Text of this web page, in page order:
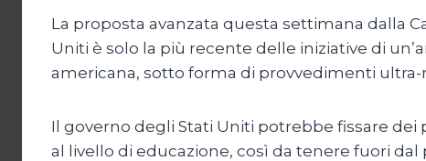
La proposta avanzata questa settimana dalla
Uniti è solo la più recente delle iniziative di
americana, sotto forma di provvedimenti ultra-
Il governo degli Stati Uniti potrebbe fissare
al livello di educazione, così da tenere fuori